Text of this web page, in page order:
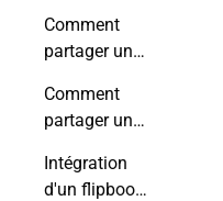
flipbook, afin
qu'il s'ouvre
sur une page
spécifique ?
Comment
partager un
les médias
sociaux ?
Comment
partager un
email ?
Intégration
d'un flipbook